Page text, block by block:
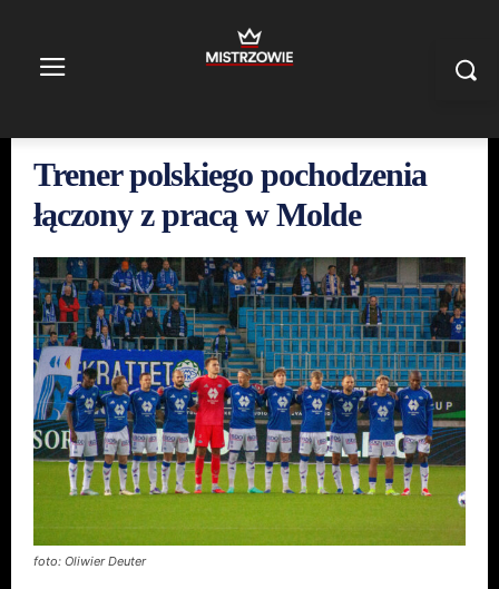
Trener polskiego pochodzenia
łączony z pracą w Molde
foto: Oliwier Deuter